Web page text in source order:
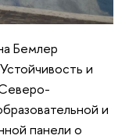
Бемлер
и
и
панели о